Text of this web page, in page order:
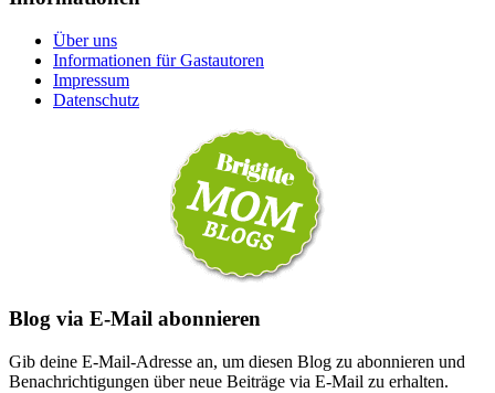
Über uns
Informationen für Gastautoren
Impressum
Datenschutz
Blog via E-Mail abonnieren
Gib deine E-Mail-Adresse an, um diesen Blog zu abonnieren und
Benachrichtigungen über neue Beiträge via E-Mail zu erhalten.